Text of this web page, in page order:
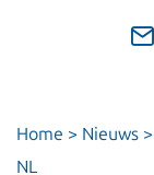
Home > Nieuws >
NL